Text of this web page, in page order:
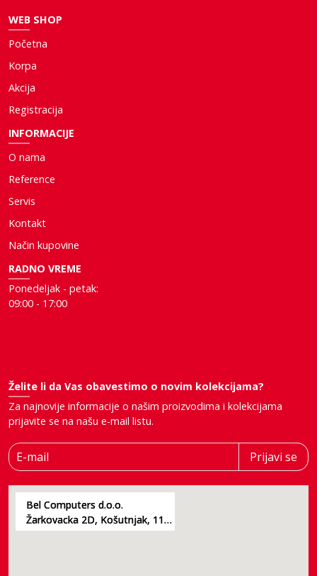
WEB SHOP
Početna
Korpa
Akcija
Registracija
INFORMACIJE
O nama
Reference
Servis
Kontakt
Način kupovine
RADNO VREME
Ponedeljak - petak:
09:00 - 17:00
Želite li da Vas obavestimo o novim kolekcijama?
Za najnovije informacije o našim proizvodima i kolekcijama
prijavite se na našu e-mail listu.
E-mail Prijavi se
Bel Computers d.o.o.
Žarkovacka 2D, Košutnjak, 11000, Beograd